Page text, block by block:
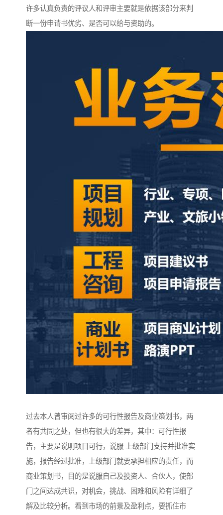
许多认真负责的评议人和评审主要就是依据该部分来判
断一份申请书优劣、是否可以给与资助的。
过去本人曾审阅过许多的可行性报告及商业策划书，两
者有共同之处，但也有很大的差异，其中：可行性报
告，主要是说明项目可行，说服 上级部门支持并批准实
施，报告经过批准，上级部门就要承担相应的责任，而
商业策划书，目的是说服自己及投资人、合伙人，使部
门之间达成共识，对机会，挑战、困难和风险有详细了
解及比较分析。看到市场的前景及盈利点，要抓住市